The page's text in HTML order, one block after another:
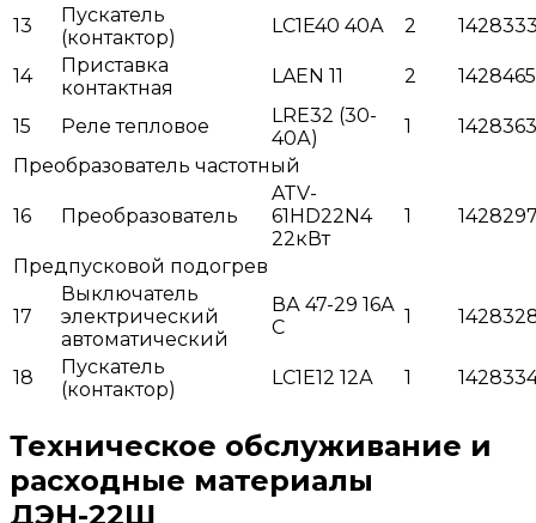
13
Пускатель
(контактор)
LC1E40 40А 2
14
Приставка
контактная
LAEN 11 2
15 Реле тепловое
LRE32 (30-
40А)
1
Преобразователь частотный
16 Преобразователь
ATV-
61HD22N4
22кВт
1
Предпусковой подогрев
17
Выключатель
электрический
автоматический
ВА 47-29 16А
С
1
18
Пускатель
(контактор)
LC1E12 12А 1
Техническое обслуживание и
расходные материалы
ДЭН-22Ш